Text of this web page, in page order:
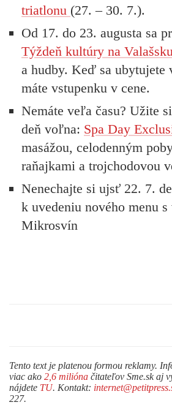
triatlonu (27. – 30. 7.).
Od 17. do 23. augusta sa
Týždeň kultúry na Valašsku
a hudby. Keď sa ubytujete
máte vstupenku v cene.
Nemáte veľa času? Užite
deň voľna: Spa Day
masážou, celodenným
raňajkami a trojchodovou
Nenechajte si ujsť 22. 7.
k uvedeniu nového menu
Mikrosvín
Tento text je platenou formou reklamy.
viac ako 2,6 milióna čitateľov Sme.sk aj
nájdete TU. Kontakt:
227.